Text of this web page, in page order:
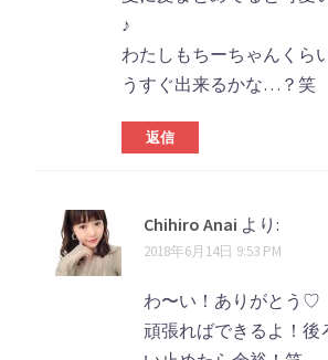
♪
わたしもちーちゃんくら
うすぐ出来るかな…？笑
返信
Chihiro Anai より:
2018年6月14日 9:53 PM
わ〜い！ありがとう♡
頑張ればできるよ！後